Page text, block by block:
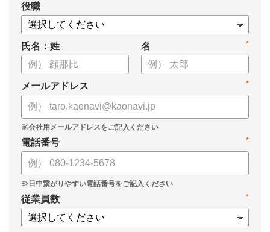
役職
氏名：姓 *
名
*
メールアドレス
*
電話番号
*
従業員数